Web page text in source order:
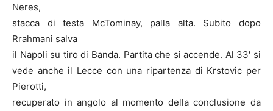
Neres,
stacca di testa McTominay, palla alta. Subito dopo
Rrahmani salva
il Napoli su tiro di Banda. Partita che si accende. Al 33′ si
vede anche il Lecce con una ripartenza di Krstovic per
Pierotti,
recuperato in angolo al momento della conclusione da